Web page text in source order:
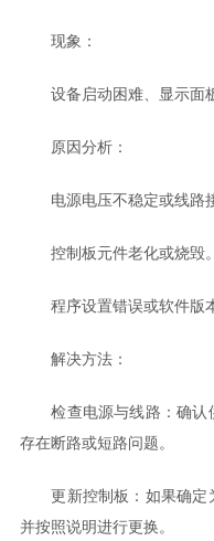
现象：
设备启动困难、显示面板
原因分析：
电源电压不稳定或线路接
控制板元件老化或烧毁。
程序设置错误或软件版本
解决方法：
检查电源与线路：确认
存在断路或短路问题。
更新控制板：如果确定
并按照说明进行更换。